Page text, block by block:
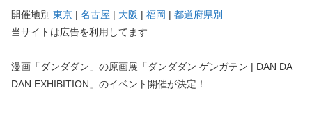
開催地別 東京 | 名古屋 | 大阪 | 福岡 | 都道府県別
当サイトは広告を利用してます
漫画「ダンダダン」の原画展「ダンダダン ゲンガテン | DAN DA
DAN EXHIBITION」のイベント開催が決定！